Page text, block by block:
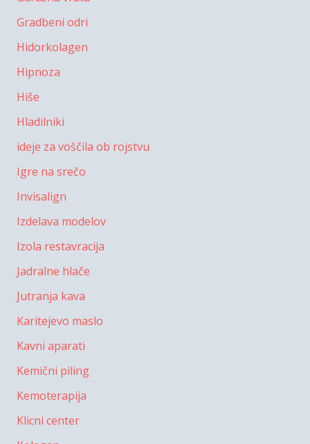
Gradbeni odri
Hidorkolagen
Hipnoza
Hiše
Hladilniki
ideje za voščila ob rojstvu
Igre na srečo
Invisalign
Izdelava modelov
Izola restavracija
Jadralne hlače
Jutranja kava
Karitejevo maslo
Kavni aparati
Kemični piling
Kemoterapija
Klicni center